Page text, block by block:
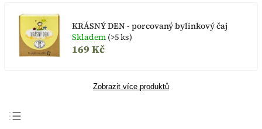
KRÁSNÝ DEN - porcovaný bylinkový čaj
Skladem (>5 ks)
169 Kč
Zobrazit více produktů